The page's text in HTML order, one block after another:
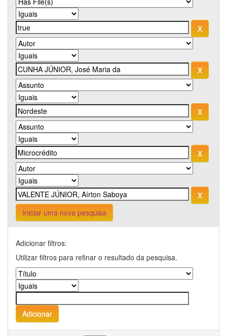
Iniciar uma nova pesquisa
Adicionar filtros:
Utilizar filtros para refinar o resultado da pesquisa.